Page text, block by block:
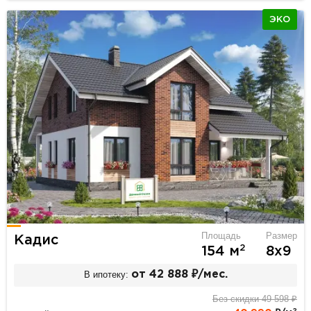
ЭКО
Кадис Площадь
154 м2
Размер
8х9
В ипотеку: от 42 888 ₽/мес.
Без скидки 49 598 ₽